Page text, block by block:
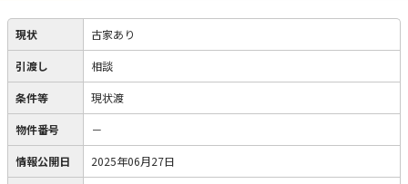
現状 古家あり
引渡し 相談
条件等 現状渡
物件番号 －
情報公開日 2025年06月27日